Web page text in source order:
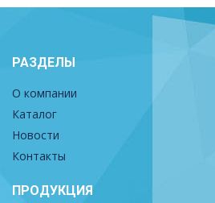
РАЗДЕЛЫ
О компании
Каталог
Новости
Контакты
ПРОДУКЦИЯ